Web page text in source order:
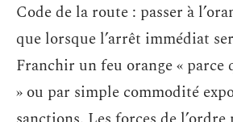
Code de la route : passer à
que lorsque l’arrêt immédiat
Franchir un feu orange « parce
» ou par simple commodité